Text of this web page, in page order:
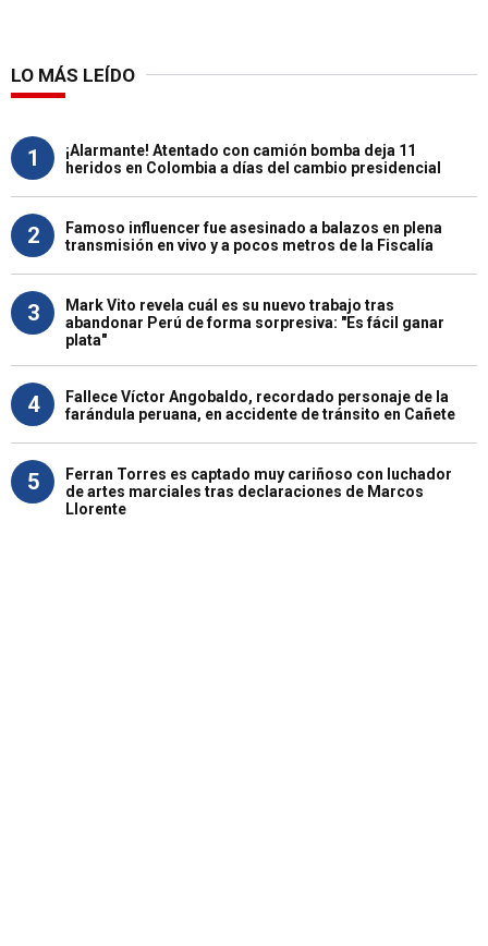
LO MÁS LEÍDO
1
¡Alarmante! Atentado con camión bomba deja 11
heridos en Colombia a días del cambio presidencial
2
Famoso influencer fue asesinado a balazos en plena
transmisión en vivo y a pocos metros de la Fiscalía
3
Mark Vito revela cuál es su nuevo trabajo tras
abandonar Perú de forma sorpresiva: "Es fácil ganar
plata"
4
Fallece Víctor Angobaldo, recordado personaje de la
farándula peruana, en accidente de tránsito en Cañete
5
Ferran Torres es captado muy cariñoso con luchador
de artes marciales tras declaraciones de Marcos
Llorente